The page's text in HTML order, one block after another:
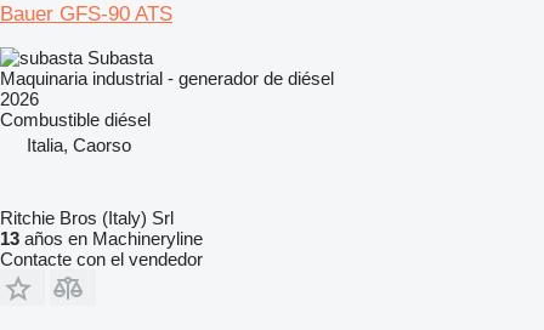
Bauer GFS-90 ATS
Subasta
Maquinaria industrial - generador de diésel
2026
Combustible diésel
Italia, Caorso
Ritchie Bros (Italy) Srl
13 años en Machineryline
Contacte con el vendedor